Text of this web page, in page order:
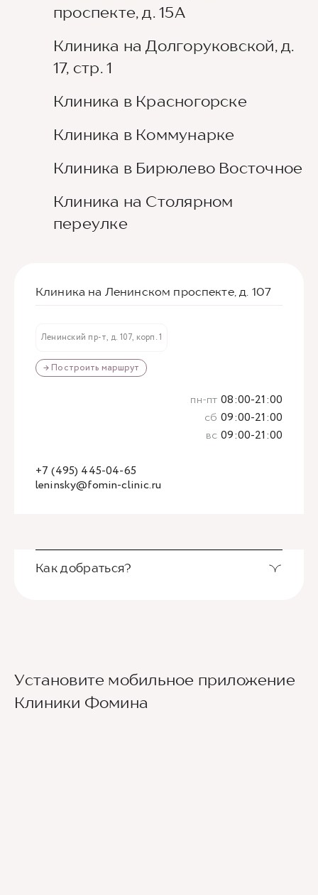
проспекте, д. 15А
Клиника на Долгоруковской, д.
17, стр. 1
Клиника в Красногорске
Клиника в Коммунарке
Клиника в Бирюлево Восточное
Клиника на Столярном
переулке
Клиника на Ленинском проспекте, д. 107
Ленинский пр-т, д. 107, корп. 1
→ Построить маршрут
leninsky@fomin-clinic.ru
+7 (495) 445-04-65
пн-пт 08:00-21:00
сб 09:00-21:00
вс 09:00-21:00
Как добраться?
второй вестибюль, далее направо. По улице
Новаторов движемся прямо, спускаемся по
лестнице и идем вдоль школ (путь лежит между
Установите мобильное приложение
Клиники Фомина